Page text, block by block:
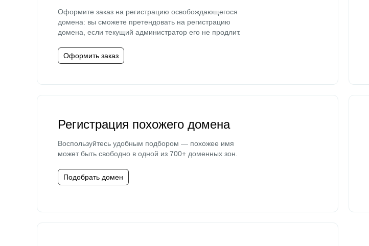
Оформите заказ на регистрацию освобождающегося
домена: вы сможете претендовать на регистрацию
домена, если текущий администратор его не продлит.
Оформить заказ
Регистрация похожего домена
Воспользуйтесь удобным подбором — похожее имя
может быть свободно в одной из 700+ доменных зон.
Подобрать домен